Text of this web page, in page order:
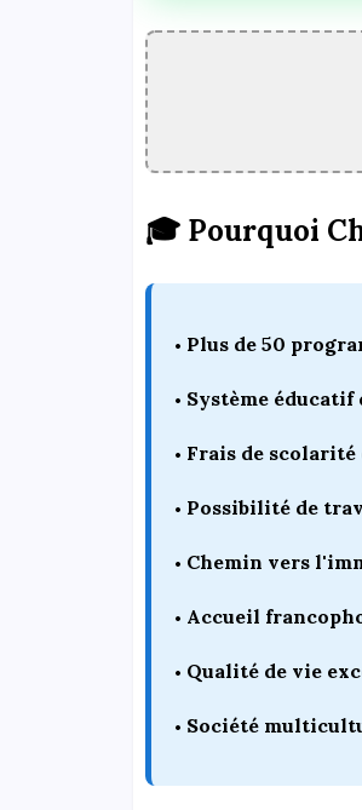
🎓 Pourquoi
Plus de 50
Système éducatif
Frais de
Possibilité de
Chemin vers
Accueil
Qualité de vie
Société